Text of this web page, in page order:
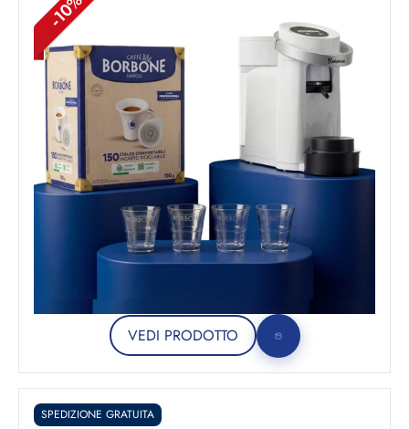
VEDI PRODOTTO
SPEDIZIONE GRATUITA